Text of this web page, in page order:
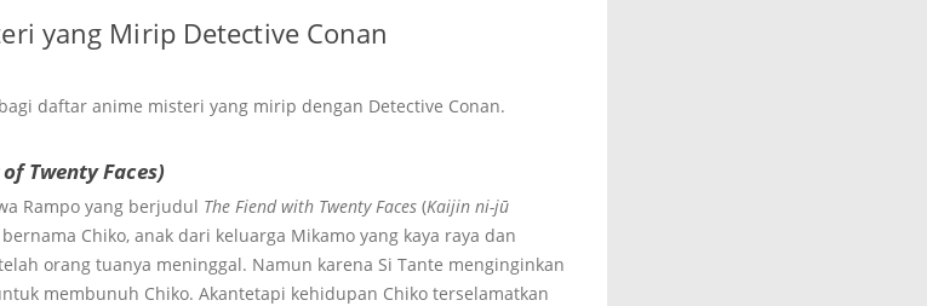
yang Mirip Detective Conan
daftar anime misteri yang mirip dengan Detective Conan.
Twenty Faces)
Rampo yang berjudul The Fiend with Twenty Faces (Kaijin ni-jū
Chiko, anak dari keluarga Mikamo yang kaya raya dan
orang tuanya meninggal. Namun karena Si Tante menginginkan
membunuh Chiko. Akantetapi kehidupan Chiko terselamatkan